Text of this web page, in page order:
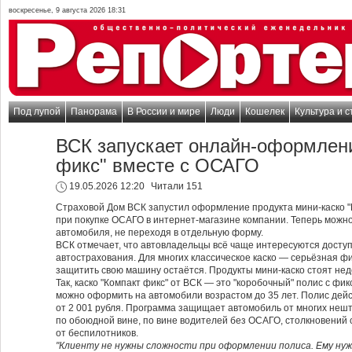
воскресенье, 9 августа 2026 18:31
Под лупой Панорама В России и мире Люди Кошелек Культура и
ВСК запускает онлайн-
фикс" вместе с ОСАГО
19.05.2026 12:20
Читали 151
Страховой Дом ВСК запустил оформление продукта мини-каско
при покупке ОСАГО в интернет-магазине компании. Теперь
автомобиля, не переходя в отдельную форму.
ВСК отмечает, что автовладельцы всё чаще интересуются
автострахования. Для многих классическое каско — серьёзная
защитить свою машину остаётся. Продукты мини-каско стоят
Так, каско "Компакт фикс" от ВСК — это "коробочный" полис с
можно оформить на автомобили возрастом до 35 лет. Полис
от 2 001 рубля. Программа защищает автомобиль от многих
по обоюдной вине, по вине водителей без ОСАГО, столкновений
от беспилотников.
"Клиенту не нужны сложности при оформлении полиса. Ему